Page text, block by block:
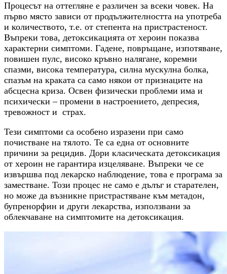
Процесът на оттегляне е различен за всеки човек. На
първо място зависи от продължителността на употреба
и количеството, т.е. от степента на пристрастеност.
Въпреки това, детоксикацията от хероин показва
характерни симптоми. Гадене, повръщане, изпотяване,
повишен пулс, високо кръвно налягане, коремни
спазми, висока температура, силна мускулна болка,
спазъм на краката са само някои от признаците на
абсцесна криза. Освен физически проблеми има и
психически – промени в настроението, депресия,
тревожност и страх.
Тези симптоми са особено изразени при само
почистване на тялото. Те са една от основните
причини за рецидив. Дори класическата детоксикация
от хероин не гарантира изцеляване. Въпреки че се
извършва под лекарско наблюдение, това е програма за
заместване. Този процес не само е дълъг и старателен,
но може да възникне пристрастяване към метадон,
бупренорфин и други лекарства, използвани за
облекчаване на симптомите на детоксикация.